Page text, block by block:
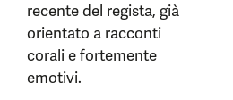
recente del regista, già
orientato a racconti
corali e fortemente
emotivi.